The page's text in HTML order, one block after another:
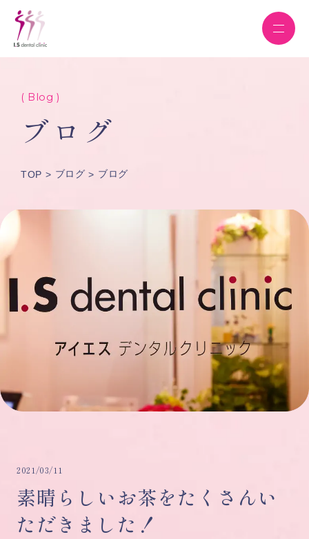
( Blog )
ブログ
TOP ブログ ブログ
2021/03/11
素晴らしいお茶をたくさんい
ただきました！